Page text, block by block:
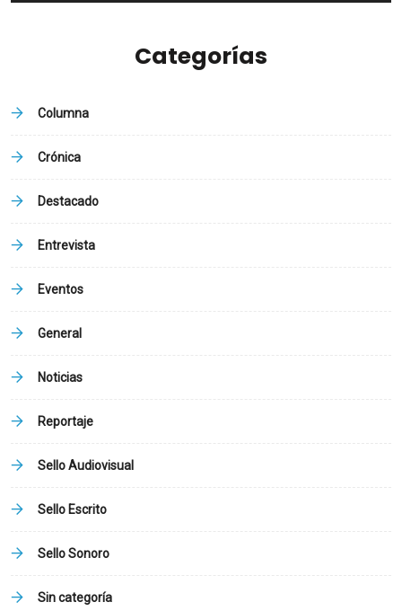
Categorías
Columna
Crónica
Destacado
Entrevista
Eventos
General
Noticias
Reportaje
Sello Audiovisual
Sello Escrito
Sello Sonoro
Sin categoría